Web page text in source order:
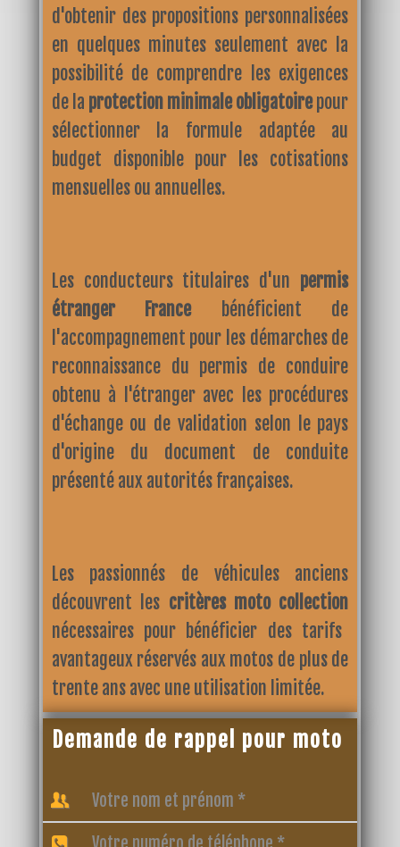
d'obtenir des propositions personnalisées
en quelques minutes seulement avec la
possibilité de comprendre les exigences
de la protection minimale obligatoirepour
sélectionner la formule adaptée au
budget disponible pour les cotisations
mensuelles ou annuelles.
Les conducteurs titulaires d'un permis
étranger Francebénéficient de
l'accompagnement pour les démarches de
reconnaissance du permis de conduire
obtenu à l'étranger avec les procédures
d'échange ou de validation selon le pays
d'origine du document de conduite
présenté aux autorités françaises.
Les passionnés de véhicules anciens
découvrent les critères moto collection
nécessaires pour bénéficier des tarifs
avantageux réservés aux motos de plus de
trente ans avec une utilisation limitée.
Demande de rappel pour moto